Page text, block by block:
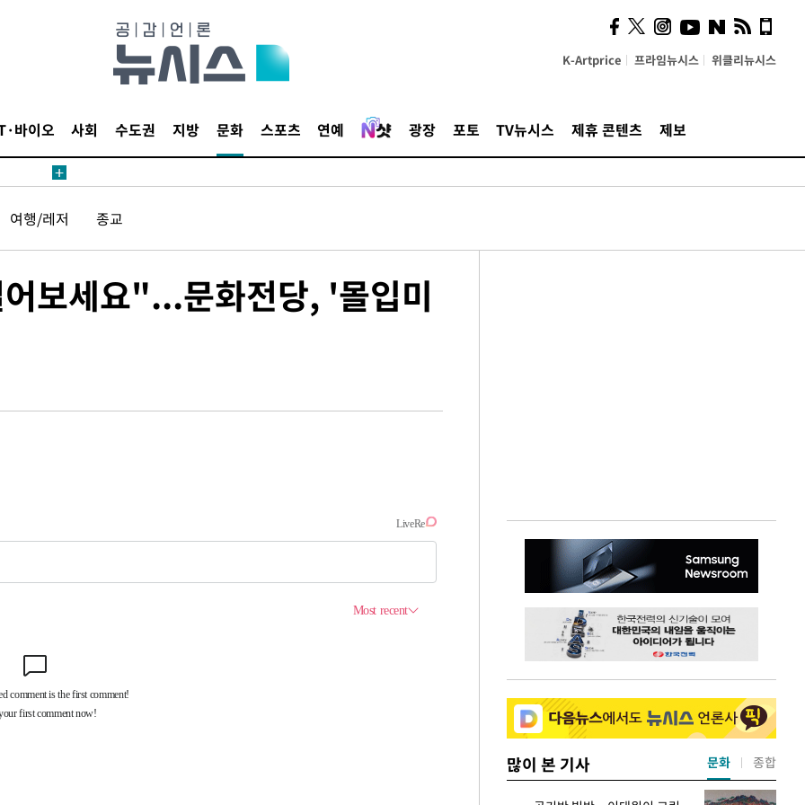
K-Artprice 프라임뉴시스 위클리뉴시스
바이오 사회 수도권 지방 문화 스포츠 연예 광장 포토 TV뉴시스 제휴 콘텐츠 제보
여행/레저 종교
보세요"...문화전당, '몰입미
많이 본 기사 문화 종합